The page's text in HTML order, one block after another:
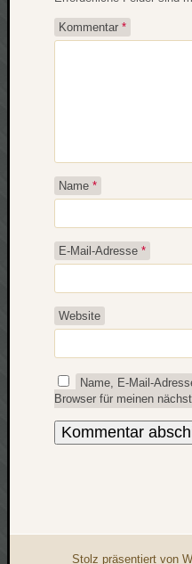
Kommentar *
Name *
E-Mail-Adresse *
Website
Name, E-Mail-
Browser für meinen
Stolz präsentiert von